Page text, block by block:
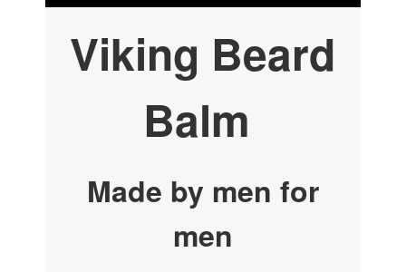
Viking Beard
Balm
Made by men for
men